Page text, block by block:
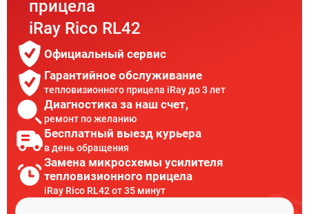
прицела
iRay Rico RL42
Официальный сервис
Гарантийное обслуживание
тепловизионного прицела iRay до 3 лет
Диагностика за наш счет,
ремонт по желанию
Бесплатный выезд курьера
в день обращения
Замена микросхемы усилителя
тепловизионного прицела
iRay Rico RL42 от 35 минут